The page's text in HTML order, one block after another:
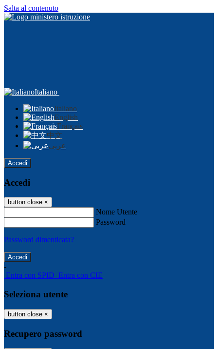
Salta al contenuto
Italiano
Italiano
English
Français
中文
عربى
Accedi
Accedi
button close ×
Nome Utente
Password
Password dimenticata?
-
Entra con SPID Entra con CIE
Seleziona utente
button close ×
Recupero password